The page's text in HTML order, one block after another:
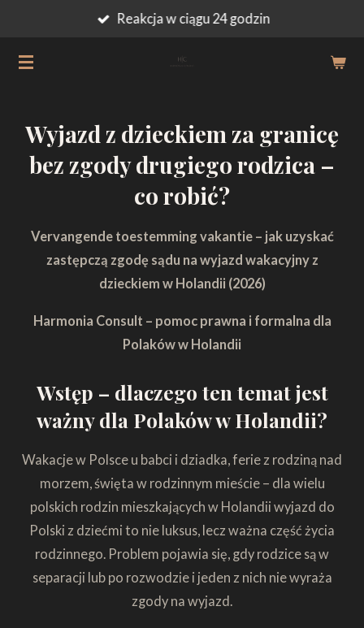
głównej
Reakcja w ciągu 24 godzin
Wyjazd z dzieckiem za granicę
bez zgody drugiego rodzica –
co robić?
Vervangende toestemming vakantie – jak uzyskać
zastępczą zgodę sądu na wyjazd wakacyjny z
dzieckiem w Holandii (2026)
Harmonia Consult – pomoc prawna i formalna dla
Polaków w Holandii
Wstęp – dlaczego ten temat jest
ważny dla Polaków w Holandii?
Wakacje w Polsce u babci i dziadka, ferie z rodziną nad
morzem, święta w rodzinnym mieście – dla wielu
polskich rodzin mieszkających w Holandii wyjazd do
Polski z dziećmi to nie luksus, lecz ważna część życia
rodzinnego. Problem pojawia się, gdy rodzice są w
separacji lub po rozwodzie i jeden z nich nie wyraża
zgody na wyjazd.